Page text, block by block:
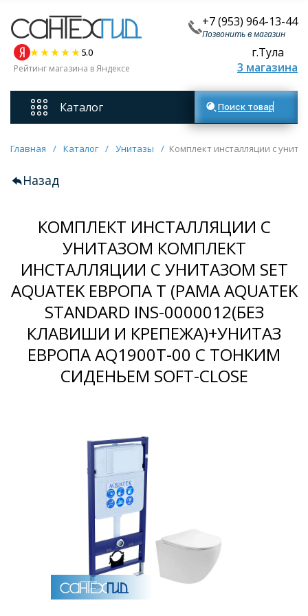
+7 (953) 964-13-44
Позвонить в магазин
5.0
Рейтинг магазина в Яндексе
г.Тула
3 магазина
Каталог
Смесители
Унитазы
Мебель для ванных комнат
Ванны
Кухонные мойки
Раковины
Душевые кабины
Аксессуары для ванных комнат
Зеркала
Душевые поддоны
Душевые уголки и ограждения
Поиск товаров
Главная / Каталог / Унитазы / Комплект инсталляции с
Назад
КОМПЛЕКТ ИНСТАЛЛЯЦИИ С
УНИТАЗОМ КОМПЛЕКТ
ИНСТАЛЛЯЦИИ С УНИТАЗОМ SET
AQUATEK ЕВРОПА T (РАМА AQUATEK
STANDARD INS-0000012(БЕЗ
КЛАВИШИ И КРЕПЕЖА)+УНИТАЗ
ЕВРОПА AQ1900T-00 С ТОНКИМ
СИДЕНЬЕМ SOFT-CLOSE